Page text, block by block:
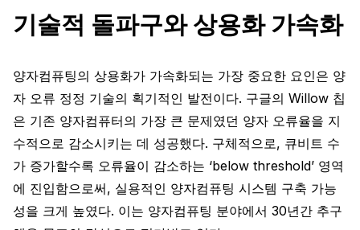
기술적 돌파구와 상용화 가속화
양자컴퓨팅의 상용화가 가속화되는 가장 중요한 요인은 양
자 오류 정정 기술의 획기적인 발전이다. 구글의 Willow 칩
은 기존 양자컴퓨터의 가장 큰 문제였던 양자 오류율을 지
수적으로 감소시키는 데 성공했다. 구체적으로, 큐비트 수
가 증가할수록 오류율이 감소하는 ‘below threshold’ 영역
에 진입함으로써, 실용적인 양자컴퓨팅 시스템 구축 가능
성을 크게 높였다. 이는 양자컴퓨팅 분야에서 30년간 추구